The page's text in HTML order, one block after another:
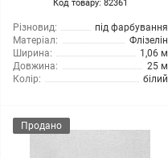
Код товару: 82361
Різновид:
під фарбування
Матеріал:
Флізелін
Ширина:
1,06 м
Довжина:
25 м
Колір:
білий
Продано